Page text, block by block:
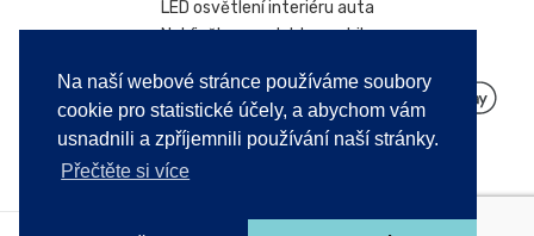
Na naší webové stránce používáme soubory
cookie pro statistické účely, a abychom vám
usnadnili a zpříjemnili používání naší stránky.
Přečtěte si více
LED osvětlení interiéru auta
Nabíječky pro elektromobily